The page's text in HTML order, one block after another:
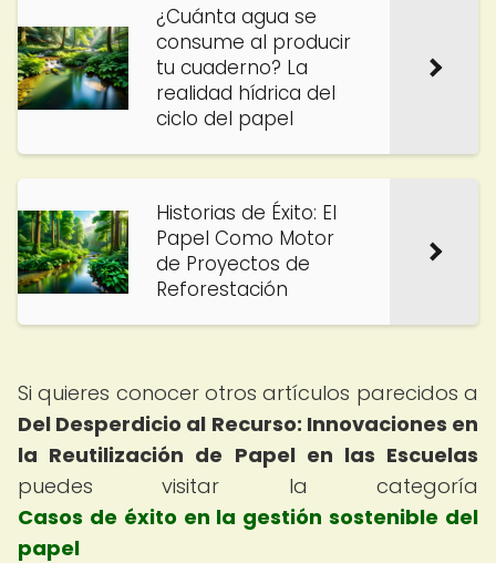
¿Cuánta agua se
consume al producir
tu cuaderno? La
realidad hídrica del
ciclo del papel
Historias de Éxito: El
Papel Como Motor
de Proyectos de
Reforestación
Si quieres conocer otros artículos parecidos a
Del Desperdicio al Recurso: Innovaciones en
la Reutilización de Papel en las Escuelas
puedes visitar la categoría
Casos de éxito en la gestión sostenible del
papel